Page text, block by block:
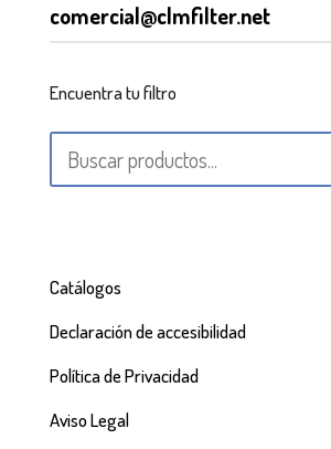
comercial@clmfilter.net
Encuentra tu filtro
Catálogos
Declaración de accesibilidad
Política de Privacidad
Aviso Legal